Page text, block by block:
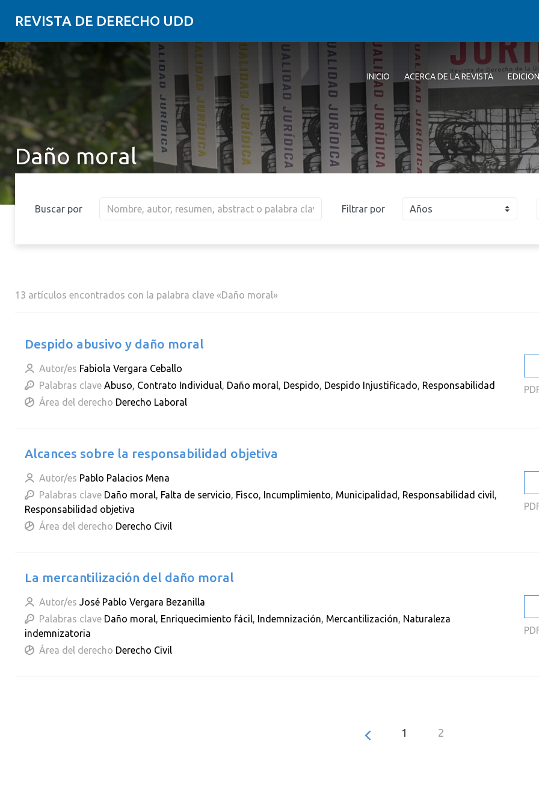
REVISTA DE DERECHO UDD
INICIO ACERCA DE LA REVISTA
Daño moral
Buscar por Filtrar por Años
13 artículos encontrados con la palabra clave «Daño moral»
Despido abusivo y daño moral
Autor/es Fabiola Vergara Ceballo
Palabras clave Abuso, Contrato Individual, Daño moral, Despido, Despido Injustificado, Responsabilidad
Área del derecho Derecho Laboral
Alcances sobre la responsabilidad objetiva
Autor/es Pablo Palacios Mena
Palabras clave Daño moral, Falta de servicio, Fisco, Incumplimiento, Municipalidad , Responsabilidad civil,
Responsabilidad objetiva
Área del derecho Derecho Civil
La mercantilización del daño moral
Autor/es José Pablo Vergara Bezanilla
Palabras clave Daño moral, Enriquecimiento fácil, Indemnización, Mercantilización, Naturaleza
indemnizatoria
Área del derecho Derecho Civil
1 2